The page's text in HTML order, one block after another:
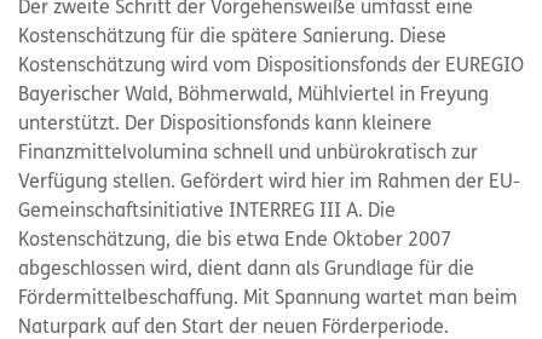
Der zweite Schritt der Vorgehensweiße umfasst eine
Kostenschätzung für die spätere Sanierung. Diese
Kostenschätzung wird vom Dispositionsfonds der EUREGIO
Bayerischer Wald, Böhmerwald, Mühlviertel in Freyung
unterstützt. Der Dispositionsfonds kann kleinere
Finanzmittelvolumina schnell und unbürokratisch zur
Verfügung stellen. Gefördert wird hier im Rahmen der EU-
Gemeinschaftsinitiative INTERREG III A. Die
Kostenschätzung, die bis etwa Ende Oktober 2007
abgeschlossen wird, dient dann als Grundlage für die
Fördermittelbeschaffung. Mit Spannung wartet man beim
Naturpark auf den Start der neuen Förderperiode.